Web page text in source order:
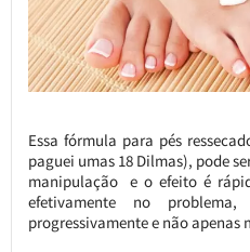
Essa fórmula para pés
paguei umas 18 Dilmas), pode
manipulação e o efeito é
efetivamente no problema,
progressivamente e não apenas